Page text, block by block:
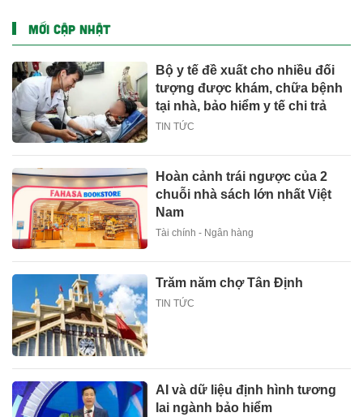
MỚI CẬP NHẬT
Bộ y tế đề xuất cho nhiều đối
tượng được khám, chữa bệnh
tại nhà, bảo hiểm y tế chi trả
TIN TỨC
Hoàn cảnh trái ngược của 2
chuỗi nhà sách lớn nhất Việt
Nam
Tài chính - Ngân hàng
Trăm năm chợ Tân Định
TIN TỨC
AI và dữ liệu định hình tương
lai ngành bảo hiểm